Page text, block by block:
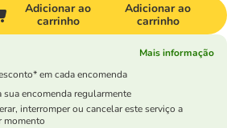
Adicionar ao
carrinho
Adicionar ao
carrinho
Mais informação
em cada encomenda
sua encomenda regularmente
interromper ou cancelar este serviço a
momento